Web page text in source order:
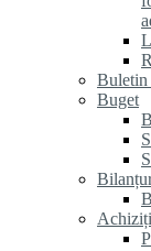
Buletin
Buget